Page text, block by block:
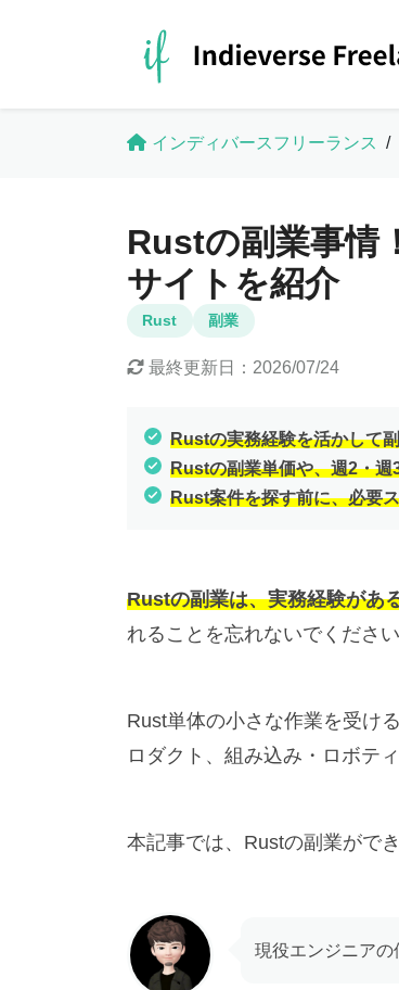
インディバースフリーランス /
Rustの副業事情
サイトを紹介
Rust 副業
最終更新日： 2026/07/24
Rustの実務経験を活かして
Rustの副業単価や、週2・週
Rust案件を探す前に、必要
Rustの副業は、実務経験があ
れることを忘れないでください
Rust単体の小さな作業を受け
ロダクト、組み込み・ロボテ
本記事では、Rustの副業がで
現役エンジニア